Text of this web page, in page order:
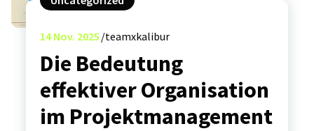
14Nov. 2025 teamxkalibur
Die Bedeutung
effektiver Organisation
im Projektmanagement